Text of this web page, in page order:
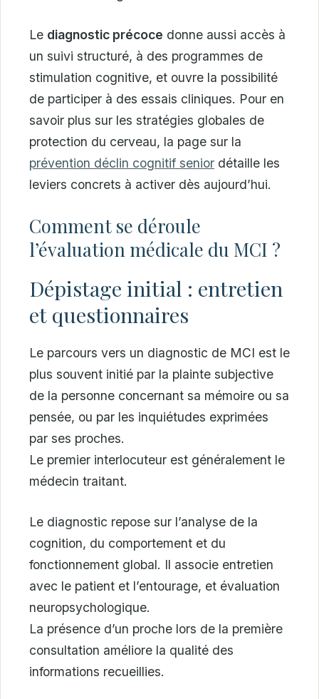
Le diagnostic précoce donne aussi accès à
un suivi structuré, à des programmes de
stimulation cognitive, et ouvre la possibilité
de participer à des essais cliniques. Pour en
savoir plus sur les stratégies globales de
protection du cerveau, la page sur la
prévention déclin cognitif senior détaille les
leviers concrets à activer dès aujourd’hui.
Comment se déroule
l’évaluation médicale du MCI ?
Dépistage initial : entretien
et questionnaires
Le parcours vers un diagnostic de MCI est le
plus souvent initié par la plainte subjective
de la personne concernant sa mémoire ou sa
pensée, ou par les inquiétudes exprimées
par ses proches.
Le premier interlocuteur est généralement le
médecin traitant.
Le diagnostic repose sur l’analyse de la
cognition, du comportement et du
fonctionnement global. Il associe entretien
avec le patient et l’entourage, et évaluation
neuropsychologique.
La présence d’un proche lors de la première
consultation améliore la qualité des
informations recueillies.